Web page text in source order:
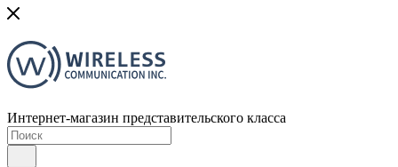
Интернет-магазин представительского класса